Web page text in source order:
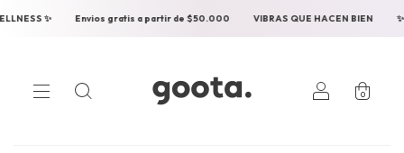
Envios gratis a partir de $50.000 VIBRAS QUE HACEN BIEN ✨ SEXUAL
0